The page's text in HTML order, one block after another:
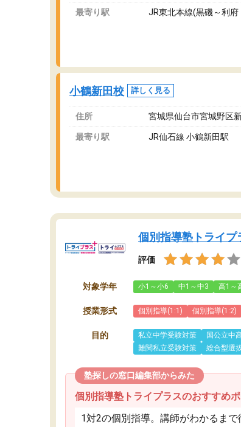
最寄り駅 JR東北本線(黒磯～利府
小鶴新田校 詳しく見る
住所 宮城県仙台市宮城野区
最寄り駅 JR仙石線 小鶴新田駅
個別指導塾トライプ
評価
対象学年 小1～小6 中1～中3 高1～
授業形式 個別指導(1:1) 個別指導(1:2)
目的 私立中学受験対策 国公立中
難関私立受験対策
総合型選
塾探しの窓口編集部からみた
個別指導塾トライプラスのおすすめ
1対2の個別指導。講師がわかるまで